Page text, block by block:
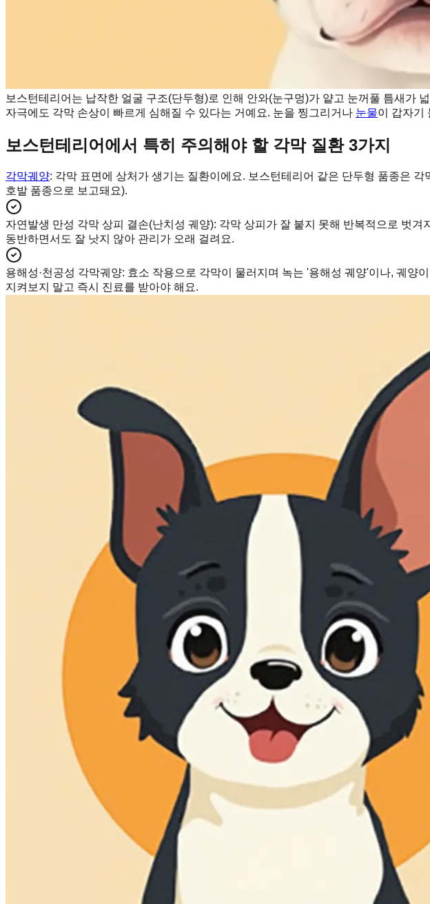
보스턴테리어는 납작한 얼굴 구조(단두형)로 인해 안와(눈구멍)가 얕고 눈꺼풀 틈새가
자극에도 각막 손상이 빠르게 심해질 수 있다는 거예요. 눈을 찡그리거나 눈물이 갑자기
보스턴테리어에서 특히 주의해야 할 각막 질환 3가지
각막궤양: 각막 표면에 상처가 생기는 질환이에요. 보스턴테리어 같은 단두형 품종은
호발 품종으로 보고돼요).
자연발생 만성 각막 상피 결손(난치성 궤양): 각막 상피가 잘 붙지 못해 반복적으로 벗겨
동반하면서도 잘 낫지 않아 관리가 오래 걸려요.
용해성·천공성 각막궤양: 효소 작용으로 각막이 물러지며 녹는 '용해성 궤양'이나, 궤양
지켜보지 말고 즉시 진료를 받아야 해요.